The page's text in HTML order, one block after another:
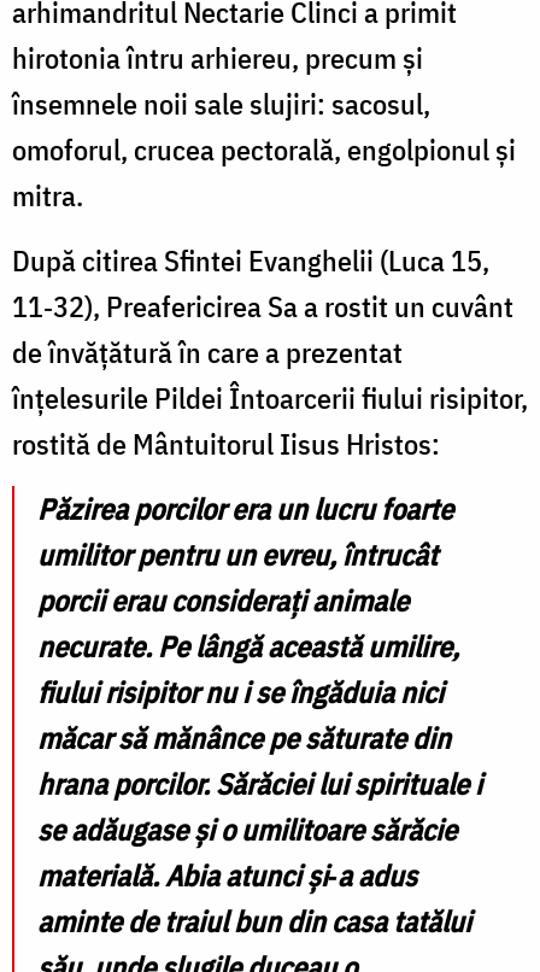
arhimandritul Nectarie Clinci a primit
hirotonia întru arhiereu, precum şi
însemnele noii sale slujiri: sacosul,
omoforul, crucea pectorală, engolpionul și
mitra.
După citirea Sfintei Evanghelii (Luca 15,
11‑32), Preafericirea Sa a rostit un cuvânt
deînvățăturăîn care a prezentat
înțelesurile PildeiÎntoarcerii fiului risipitor,
rostităde Mântuitorul Iisus Hristos:
Păzirea porcilor era un lucru foarte
umilitor pentru un evreu, întrucât
porcii erau considerați animale
necurate. Pe lângă această umilire,
fiului risipitor nu i se îngăduia nici
măcar să mănânce pe săturate din
hrana porcilor. Sărăciei lui spirituale i
se adăugase și o umilitoare sărăcie
materială. Abia atunci și‑a adus
aminte de traiul bun din casa tatălui